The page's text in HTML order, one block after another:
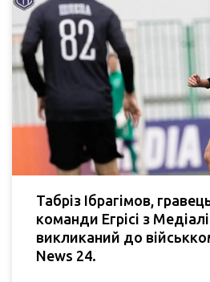
Табріз Ібрагімов,
команди Егрісі з
викликаний до
News 24.